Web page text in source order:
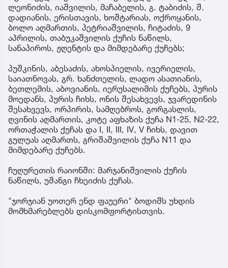
ლეონიძის, იაშვილის, მაჩაბელის, გ. ტაბიძის, შ.
დადიანის, ერისთავის, ხოშტარიას, ოქროყანის,
ბოლო აღმართის, პეტრიაშვილის, ჩიტაძის, 9
აპრილის, თაბუკაშვილის ქუჩის ნაწილს,
სანაპიროს, ჟღენტის და მიმდებარე ქუჩებს;
პუშკინის, აბესაძის, ახოსპიელის, ივერიელის,
საიათნოვას, გრ. ხანძთელის, ლადო ასათიანის,
ბეთლემის, აბოვიანის, იერუსალიმის ქუჩებს, პურის
მოედანს, პურის ჩიხს, ონის შესახვევს, ჯვარედინის
შესახვევს, ორპირის, სამღებროს, გორგასლის,
ღვინის აღმართის, კოტე აფხაზის ქუჩა N1-25, N2-22,
ორთაჭალის ქუჩას და I, II, III, IV, V ჩიხს, დავით
გულუას აღმართს, გრიშაშვილის ქუჩა N11 და
მიმდებარე ქუჩებს.
ჩუღურეთის რაიონში: მარჯანიშვილის ქუჩის
ნაწილს, უშანგი ჩხეიძის ქუჩას.
"ჯორჯიან უოთერ ენდ ფაუერი" ბოდიშს უხდის
მომხმარებლებს დისკომფორტისთვის.